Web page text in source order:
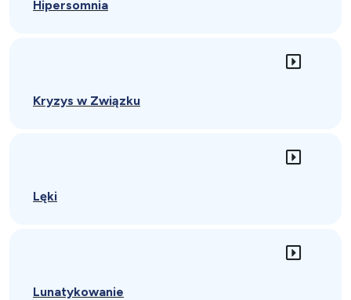
Hipersomnia
Kryzys w Związku
Lęki
Lunatykowanie